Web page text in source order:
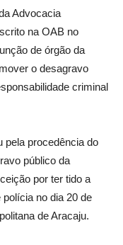
Advocacia
na OAB no
de órgão da
o desagravo
criminal
pela procedência do
público da
por ter tido a
no dia 20 de
de Aracaju.